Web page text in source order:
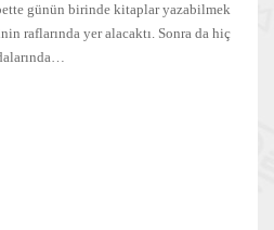
günün birinde kitaplar yazabilmek
raflarında yer alacaktı. Sonra da hiç